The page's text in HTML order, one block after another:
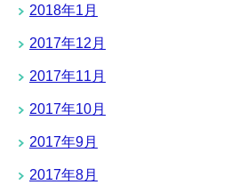
2018年1月
2017年12月
2017年11月
2017年10月
2017年9月
2017年8月